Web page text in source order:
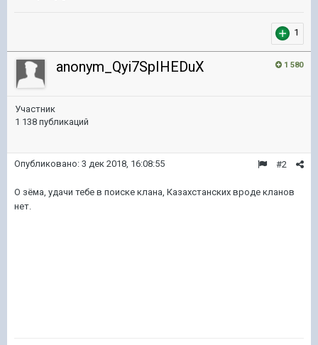
1
1 580
anonym_Qyi7SpIHEDuX
Участник
1 138 публикаций
#2
Опубликовано: 3 дек 2018, 16:08:55
О зёма, удачи тебе в поиске клана, Казахстанских вроде кланов
нет.